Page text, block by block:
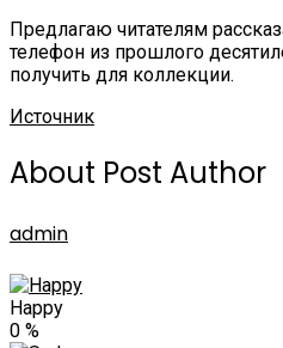
Предлагаю читателям
телефон из прошлого
получить для коллекции.
Источник
About Post Author
admin
Happy
0 %